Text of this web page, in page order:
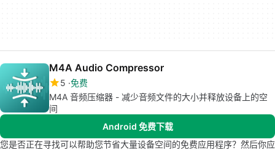
M4A Audio Compressor
5 免费
M4A 音频压缩器 - 减少音频文件的大小并释放设备上的空
间
Android 免费下载
您是否正在寻找可以帮助您节省大量设备空间的免费应用程序？然后你应